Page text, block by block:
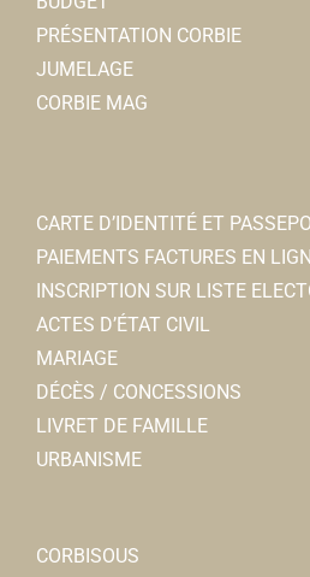
PRÉSENTATION CORBIE
JUMELAGE
CORBIE MAG
CARTE D’IDENTITÉ ET
PAIEMENTS FACTURES EN
INSCRIPTION SUR LISTE
ACTES D’ÉTAT CIVIL
MARIAGE
DÉCÈS / CONCESSIONS
LIVRET DE FAMILLE
URBANISME
CORBISOUS